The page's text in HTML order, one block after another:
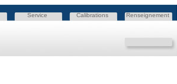
Service Calibrations Renseignement